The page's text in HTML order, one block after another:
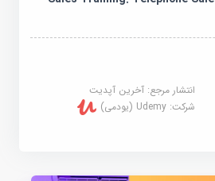
انتشار مرجع:آخرین آپدیت
شرکت:Udemy (یودمی)